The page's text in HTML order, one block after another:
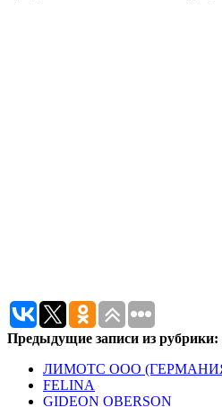
Предыдущие записи из рубрики:
ЛИМОТС ООО
FELINA
GIDEON OBERSON